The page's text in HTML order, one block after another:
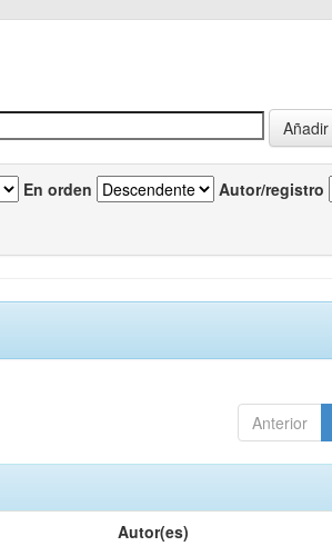
En orden Autor/registro
Anterior
Autor(es)